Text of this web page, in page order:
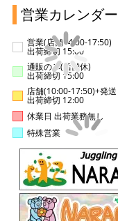
営業カレンダー
営業(店舗14:00-17:50)
出荷締切 15:00
通販のみ(店舗休)
出荷締切 15:00
店舗(10:00-17:50)+発送
出荷締切 12:00
休業日 出荷業務無し
特殊営業